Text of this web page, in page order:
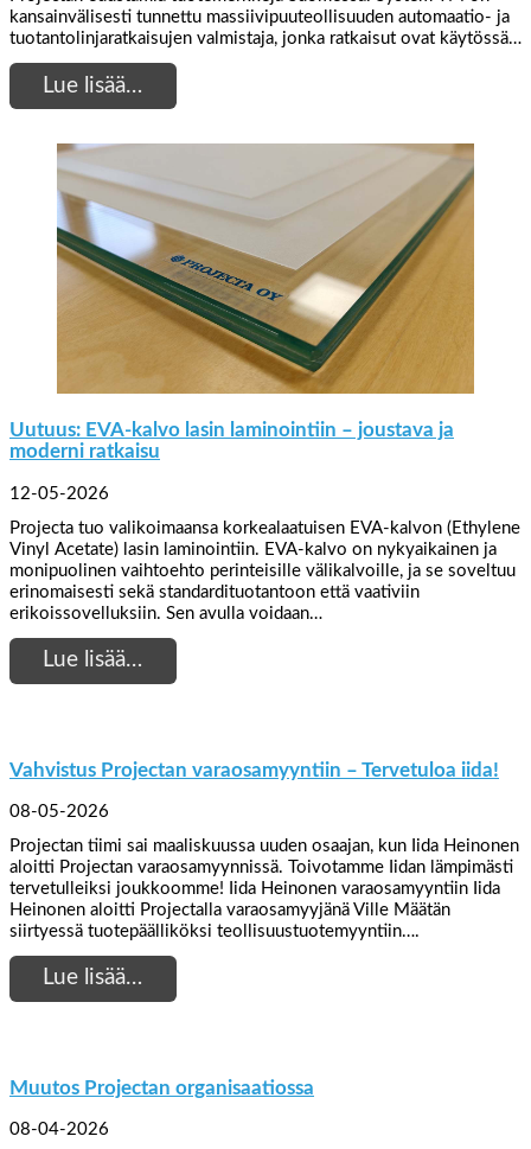
kansainvälisesti tunnettu massiivipuuteollisuuden automaatio- ja
tuotantolinjaratkaisujen valmistaja, jonka ratkaisut ovat käytössä…
Lue lisää…
Uutuus: EVA-kalvo lasin laminointiin – joustava ja
moderni ratkaisu
12-05-2026
Projecta tuo valikoimaansa korkealaatuisen EVA-kalvon (Ethylene
Vinyl Acetate) lasin laminointiin. EVA-kalvo on nykyaikainen ja
monipuolinen vaihtoehto perinteisille välikalvoille, ja se soveltuu
erinomaisesti sekä standardituotantoon että vaativiin
erikoissovelluksiin. Sen avulla voidaan…
Lue lisää…
Vahvistus Projectan varaosamyyntiin – Tervetuloa iida!
08-05-2026
Projectan tiimi sai maaliskuussa uuden osaajan, kun Iida Heinonen
aloitti Projectan varaosamyynnissä. Toivotamme Iidan lämpimästi
tervetulleiksi joukkoomme! Iida Heinonen varaosamyyntiin Iida
Heinonen aloitti Projectalla varaosamyyjänä Ville Määtän
siirtyessä tuotepäälliköksi teollisuustuotemyyntiin….
Lue lisää…
Muutos Projectan organisaatiossa
08-04-2026